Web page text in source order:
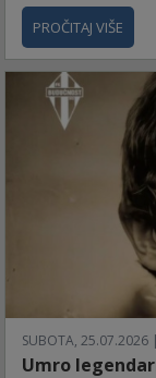
PROČITAJ VIŠE
SUBOTA, 25.07.2026
Umro